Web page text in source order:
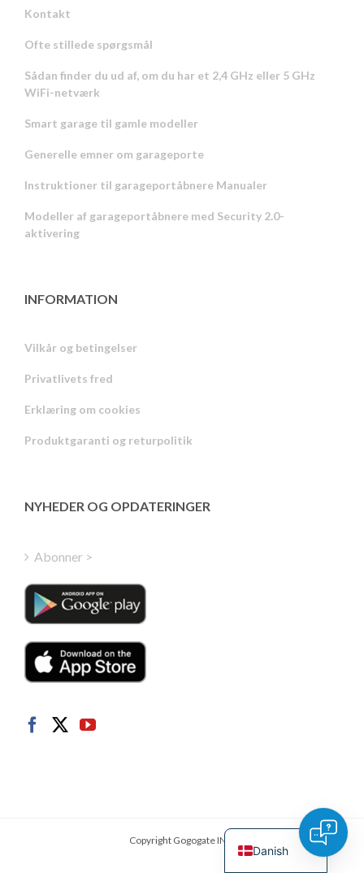
Kontakt
Ofte stillede spørgsmål
Sådan finder du ud af, om du har et 2,4 GHz eller 5 GHz
WiFi-netværk
Smart garage til gamle modeller
Generelle emner om garageporte
Instruktioner til garageportåbnere Manualer
Modeller af garageportåbnere med Security 2.0-
aktivering
INFORMATION
Vilkår og betingelser
Privatlivets fred
Erklæring om cookies
Produktgaranti og returpolitik
NYHEDER OG OPDATERINGER
Abonner >
Copyright Gogogate INC.
Danish